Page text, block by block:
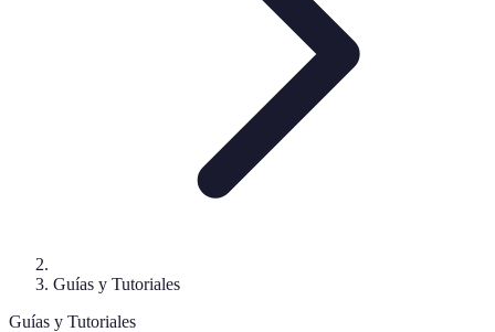
Guías y Tutoriales
Guías y Tutoriales